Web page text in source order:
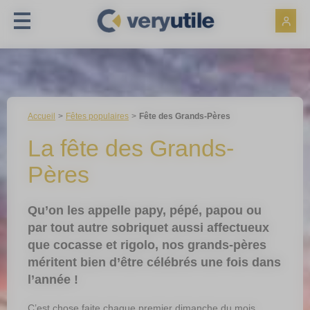
Accueil Fêtes populaires Fête des Grands-Pères
La fête des Grands-
Pères
Qu’on les appelle papy, pépé, papou ou
par tout autre sobriquet aussi affectueux
que cocasse et rigolo, nos grands-pères
méritent bien d’être célébrés une fois dans
l’année !